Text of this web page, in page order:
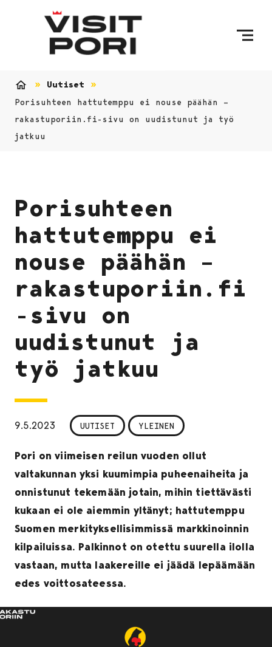
Uutiset
Porisuhteen hattutemppu ei nouse päähän –
rakastuporiin.fi-sivu on uudistunut ja työ
jatkuu
Porisuhteen
hattutemppu ei
nouse päähän –
rakastuporiin.fi
-sivu on
uudistunut ja
työ jatkuu
9.5.2023 UUTISET YLEINEN
Pori on viimeisen reilun vuoden ollut
valtakunnan yksi kuumimpia puheenaiheita ja
onnistunut tekemään jotain, mihin tiettävästi
kukaan ei ole aiemmin yltänyt; hattutemppu
Suomen merkityksellisimmissä markkinoinnin
kilpailuissa. Palkinnot on otettu suurella ilolla
vastaan, mutta laakereille ei jäädä lepäämään
edes voittosateessa.